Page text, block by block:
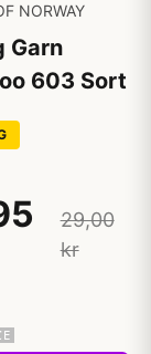
NORWAY
Garn
603 Sort
29,00
kr